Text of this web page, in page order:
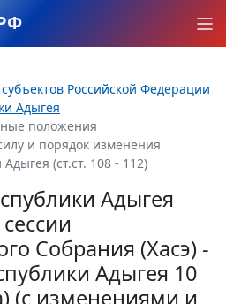
Российской Федерации
Адыгея
положения
и порядок изменения
(ст.ст. 108 - 112)
Адыгея
Собрания (Хасэ) -
Адыгея 10
(с изменениями и